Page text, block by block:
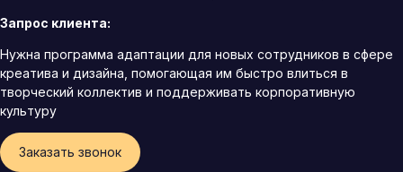
Запрос клиента:
Нужна программа адаптации для новых сотрудников в сфере
креатива и дизайна, помогающая им быстро влиться в
творческий коллектив и поддерживать корпоративную
культуру
Заказать звонок